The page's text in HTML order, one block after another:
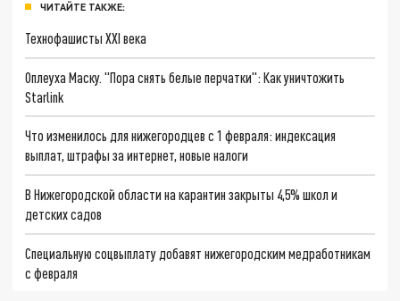
ЧИТАЙТЕ ТАКЖЕ:
Технофашисты XXI века
Оплеуха Маску. "Пора снять белые перчатки": Как уничтожить
Starlink
Что изменилось для нижегородцев с 1 февраля: индексация
выплат, штрафы за интернет, новые налоги
В Нижегородской области на карантин закрыты 4,5% школ и
детских садов
Специальную соцвыплату добавят нижегородским медработникам
с февраля